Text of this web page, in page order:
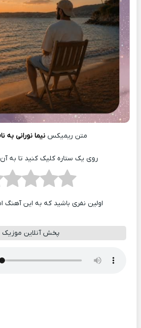
متن ریمیکسنیما نورانی به
روی یک ستاره کلیک کنید تا به آن
اولین نفری باشید که به این آهنگ
پخش آنلاین موزیک